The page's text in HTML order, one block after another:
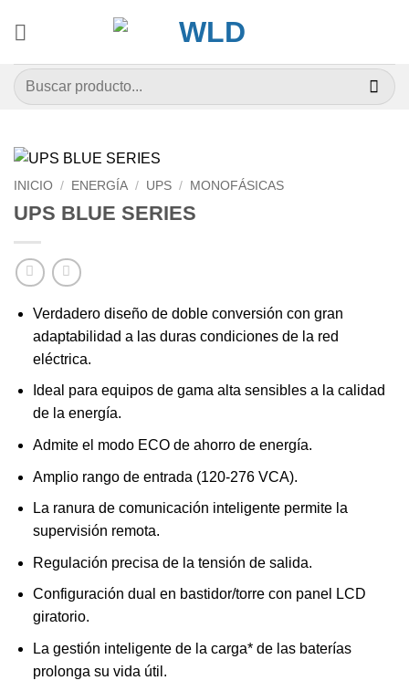
Buscar
por:
INICIO / ENERGÍA / UPS / MONOFÁSICAS
UPS BLUE SERIES
Verdadero diseño de doble conversión con gran
adaptabilidad a las duras condiciones de la red
eléctrica.
Ideal para equipos de gama alta sensibles a la calidad
de la energía.
Admite el modo ECO de ahorro de energía.
Amplio rango de entrada (120-276 VCA).
La ranura de comunicación inteligente permite la
supervisión remota.
Regulación precisa de la tensión de salida.
Configuración dual en bastidor/torre con panel LCD
giratorio.
La gestión inteligente de la carga* de las baterías
prolonga su vida útil.